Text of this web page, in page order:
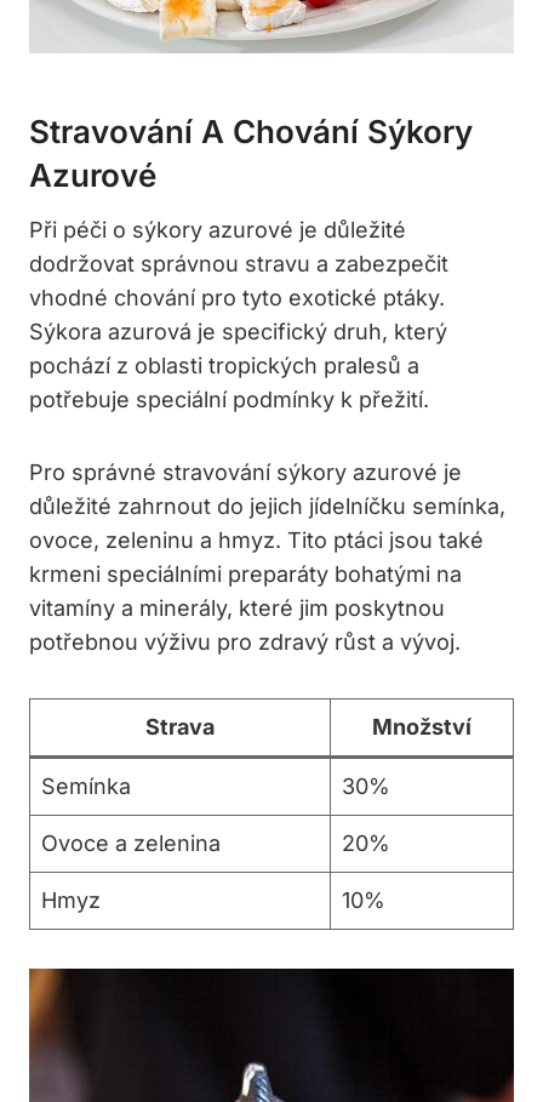
Stravování A Chování Sýkory
Azurové
Při péči o sýkory azurové je důležité
dodržovat správnou stravu a zabezpečit
vhodné chování pro tyto exotické ptáky.
Sýkora azurová je specifický druh, který
pochází z oblasti tropických pralesů a
potřebuje speciální podmínky k přežití.
Pro správné stravování sýkory azurové je
důležité zahrnout do jejich jídelníčku semínka,
ovoce, zeleninu a hmyz. Tito ptáci jsou také
krmeni speciálními preparáty bohatými na
vitamíny a minerály, které jim poskytnou
potřebnou výživu pro zdravý růst a vývoj.
Strava Množství
Semínka 30%
Ovoce a zelenina 20%
Hmyz 10%